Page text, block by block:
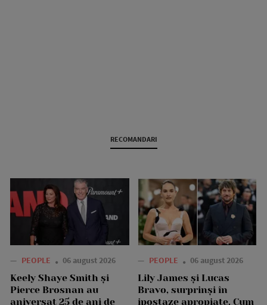
RECOMANDARI
— PEOPLE 06 august 2026
Keely Shaye Smith și
Pierce Brosnan au
aniversat 25 de ani de
— PEOPLE 06 august 2026
Lily James și Lucas
Bravo, surprinși în
ipostaze apropiate. Cum